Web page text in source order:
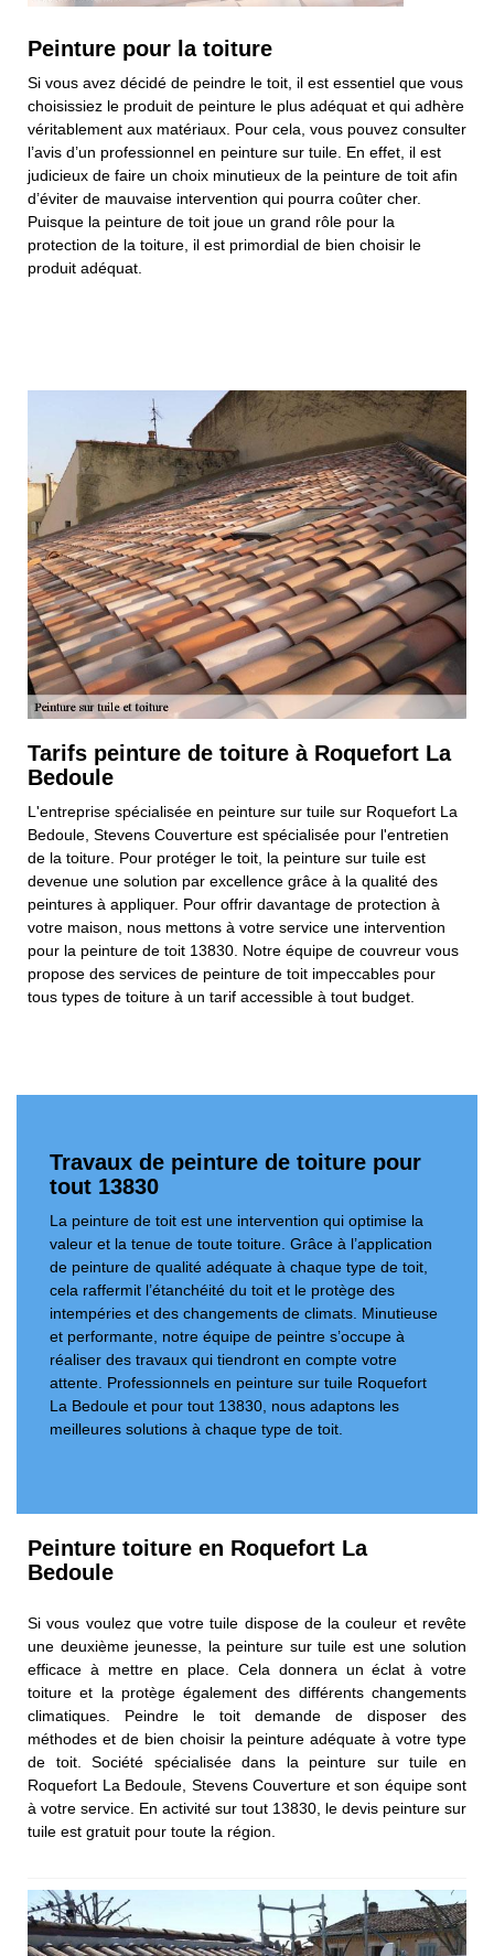
Peinture pour la toiture
Si vous avez décidé de peindre le toit, il est essentiel que vous
choisissiez le produit de peinture le plus adéquat et qui adhère
véritablement aux matériaux. Pour cela, vous pouvez consulter
l’avis d’un professionnel en peinture sur tuile. En effet, il est
judicieux de faire un choix minutieux de la peinture de toit afin
d’éviter de mauvaise intervention qui pourra coûter cher.
Puisque la peinture de toit joue un grand rôle pour la
protection de la toiture, il est primordial de bien choisir le
produit adéquat.
Tarifs peinture de toiture à Roquefort La
Bedoule
L'entreprise spécialisée en peinture sur tuile sur Roquefort La
Bedoule, Stevens Couverture est spécialisée pour l'entretien
de la toiture. Pour protéger le toit, la peinture sur tuile est
devenue une solution par excellence grâce à la qualité des
peintures à appliquer. Pour offrir davantage de protection à
votre maison, nous mettons à votre service une intervention
pour la peinture de toit 13830. Notre équipe de couvreur vous
propose des services de peinture de toit impeccables pour
tous types de toiture à un tarif accessible à tout budget.
Travaux de peinture de toiture pour
tout 13830
La peinture de toit est une intervention qui optimise la
valeur et la tenue de toute toiture. Grâce à l’application
de peinture de qualité adéquate à chaque type de toit,
cela raffermit l’étanchéité du toit et le protège des
intempéries et des changements de climats. Minutieuse
et performante, notre équipe de peintre s’occupe à
réaliser des travaux qui tiendront en compte votre
attente. Professionnels en peinture sur tuile Roquefort
La Bedoule et pour tout 13830, nous adaptons les
meilleures solutions à chaque type de toit.
Peinture toiture en Roquefort La
Bedoule
Si vous voulez que votre tuile dispose de la couleur et revête
une deuxième jeunesse, la peinture sur tuile est une solution
efficace à mettre en place. Cela donnera un éclat à votre
toiture et la protège également des différents changements
climatiques. Peindre le toit demande de disposer des
méthodes et de bien choisir la peinture adéquate à votre type
de toit. Société spécialisée dans la peinture sur tuile en
Roquefort La Bedoule, Stevens Couverture et son équipe sont
à votre service. En activité sur tout 13830, le devis peinture sur
tuile est gratuit pour toute la région.